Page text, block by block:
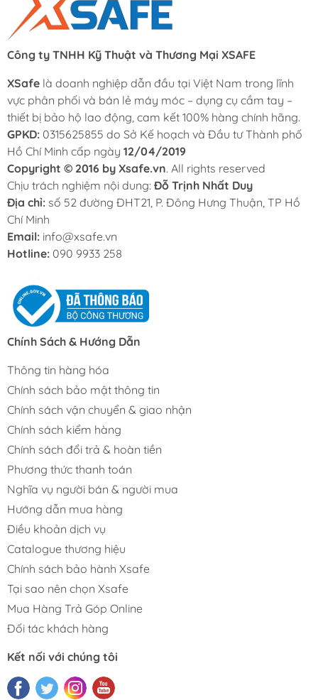
Công ty TNHH Kỹ Thuật và Thương Mại XSAFE
XSafe là doanh nghiệp dẫn đầu tại Việt Nam trong lĩnh
vực phân phối và bán lẻ máy móc – dụng cụ cầm tay –
thiết bị bảo hộ lao động, cam kết 100% hàng chính hãng.
GPKD: 0315625855 do Sở Kế hoạch và Đầu tư Thành phố
Hồ Chí Minh cấp ngày 12/04/2019
Copyright © 2016 by Xsafe.vn. All rights reserved
Chịu trách nghiệm nội dung: Đỗ Trịnh Nhất Duy
Địa chỉ: số 52 đường ĐHT21, P. Đông Hưng Thuận, TP Hồ
Chí Minh
Email: info@xsafe.vn
Hotline: 090 9933 258
Chính Sách & Hướng Dẫn
Thông tin hàng hóa
Chính sách bảo mật thông tin
Chính sách vận chuyển & giao nhận
Chính sách kiểm hàng
Chính sách đổi trả & hoàn tiền
Phương thức thanh toán
Nghĩa vụ người bán & người mua
Hướng dẫn mua hàng
Điều khoản dịch vụ
Catalogue thương hiệu
Chính sách bảo hành Xsafe
Tại sao nên chọn Xsafe
Mua Hàng Trả Góp Online
Đối tác khách hàng
Kết nối với chúng tôi